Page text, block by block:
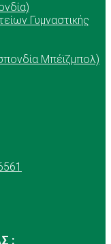
Γυμναστικής
Μπέϊζμπολ)
: